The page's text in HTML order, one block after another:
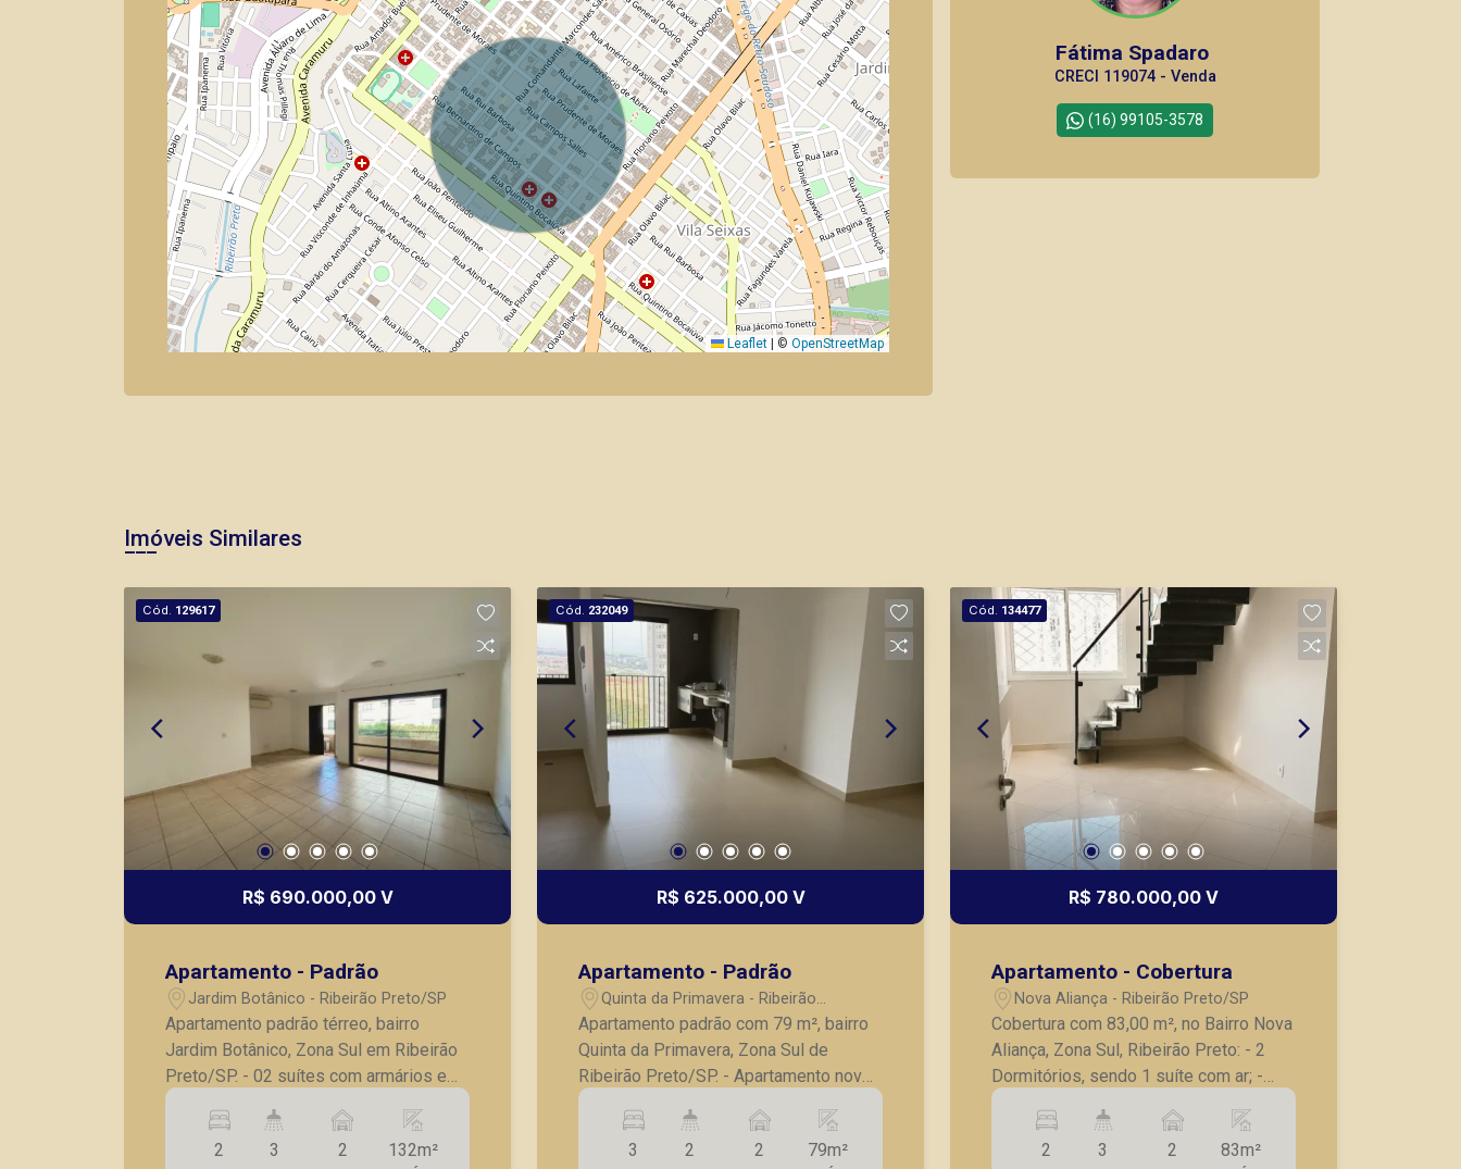
Leaflet © OpenStreetMap
Fátima Spadaro
CRECI 119074 - Venda
(16) 99105-3578
Lucelia Mariotti
CRECI 146320 - Venda
(16) 99222-2915
CORRETOR DE PLANTÃO
Thamiris Leandra Benevides
CRECI 270092 - Venda
(16) 99263-0551
CORRETOR DE PLANTÃO
Imóveis Similares
Cód. 129617
R$ 690.000,00 V
Apartamento - Padrão
Jardim Botânico - Ribeirão Preto/SP
Apartamento padrão térreo, bairro
Jardim Botânico, Zona Sul em Ribeirão
Preto/SP. - 02 suítes com armários e
climatizadas; - sala ampliada com 03
ambientes; - Sacada grande; - Cozinha
planejada; - Área de serviço; - Banheiro
2
3
2
132m²
Cód. 232049
R$ 625.000,00 V
Apartamento - Padrão
Quinta da Primavera - Ribeirão
Preto/SP
Apartamento padrão com 79 m², bairro
Quinta da Primavera, Zona Sul de
Ribeirão Preto/SP. - Apartamento novo;
- 03 quartos, sendo 01 suíte; - Sala para
2 ambientes; - Varanda Gourmet; -
Banheiro social; - Cozinha; - Área de
3
2
2
79m²
Cód. 134477
R$ 780.000,00 V
Apartamento - Cobertura
Nova Aliança - Ribeirão Preto/SP
Cobertura com 83,00 m², no Bairro Nova
Aliança, Zona Sul, Ribeirão Preto: - 2
Dormitórios, sendo 1 suíte com ar; -
Banheiro social; - Sala de estar; -
Cozinha planejada; - Área de serviço;
Andar superior; - Sala de tv; - Lavabo; -
2
3
2
83m²